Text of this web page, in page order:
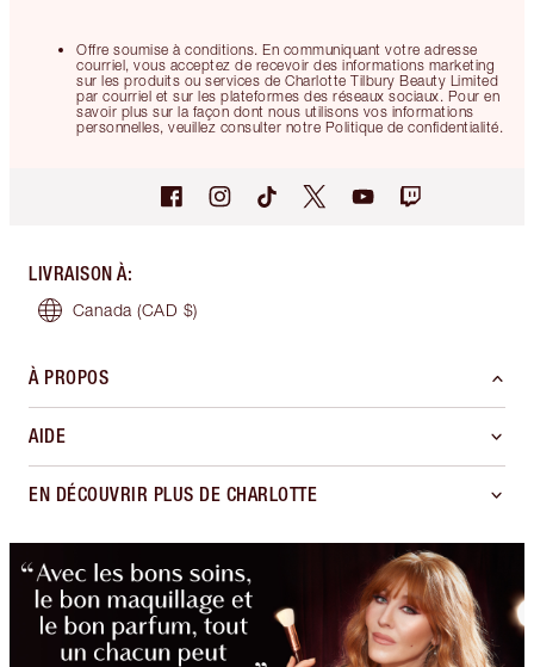
Offre soumise à conditions. En communiquant votre adresse
courriel, vous acceptez de recevoir des informations marketing
sur les produits ou services de Charlotte Tilbury Beauty Limited
par courriel et sur les plateformes des réseaux sociaux. Pour en
savoir plus sur la façon dont nous utilisons vos informations
personnelles, veuillez consulter notre Politique de confidentialité.
LIVRAISON À:
Canada (CAD $)
À PROPOS
AIDE
EN DÉCOUVRIR PLUS DE CHARLOTTE